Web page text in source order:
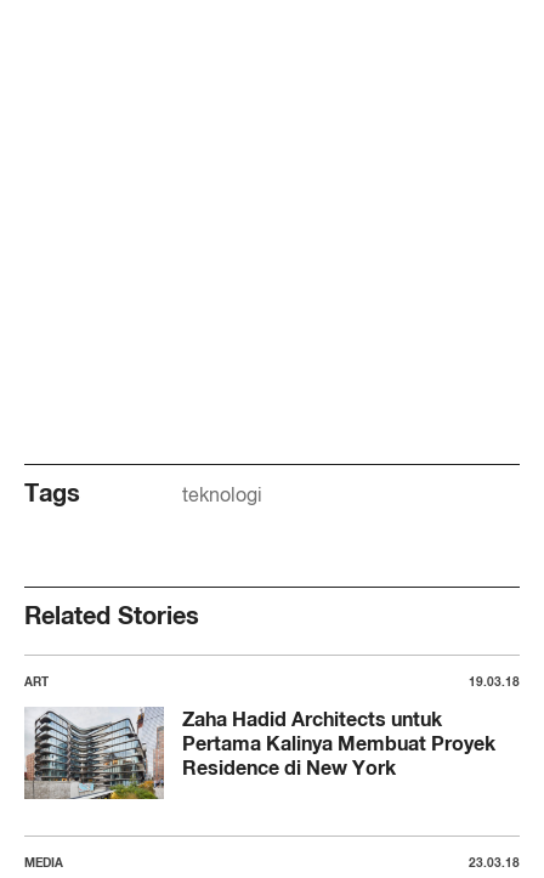
Tags teknologi
Related Stories
ART 19.03.18
Zaha Hadid Architects untuk
Pertama Kalinya Membuat Proyek
Residence di New York
MEDIA 23.03.18